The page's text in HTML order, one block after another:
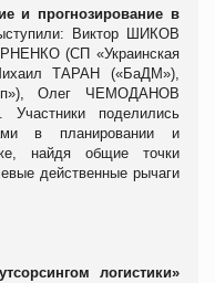
и прогнозирование в
Виктор ШИКОВ
(СП «Украинская
ТАРАН («БаДМ»),
Олег ЧЕМОДАНОВ
поделились
в планировании и
найдя общие точки
действенные рычаги
логистики»